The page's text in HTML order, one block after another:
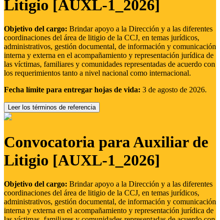
Litigio [AUXL-1_2026]
Objetivo del cargo: Brindar apoyo a la Dirección y a las diferentes
coordinaciones del área de litigio de la CCJ, en temas jurídicos,
administrativos, gestión documental, de información y comunicación
interna y externa en el acompañamiento y representación jurídica de
las víctimas, familiares y comunidades representadas de acuerdo con
los requerimientos tanto a nivel nacional como internacional.
Fecha límite para entregar hojas de vida: 3 de agosto de 2026.
Leer los términos de referencia
Convocatoria para Auxiliar de
Litigio [AUXL-1_2026]
Objetivo del cargo: Brindar apoyo a la Dirección y a las diferentes
coordinaciones del área de litigio de la CCJ, en temas jurídicos,
administrativos, gestión documental, de información y comunicación
interna y externa en el acompañamiento y representación jurídica de